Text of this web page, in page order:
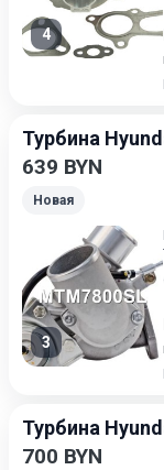
4
Турбина
639 BYN
Новая
3
Турбина
700 BYN